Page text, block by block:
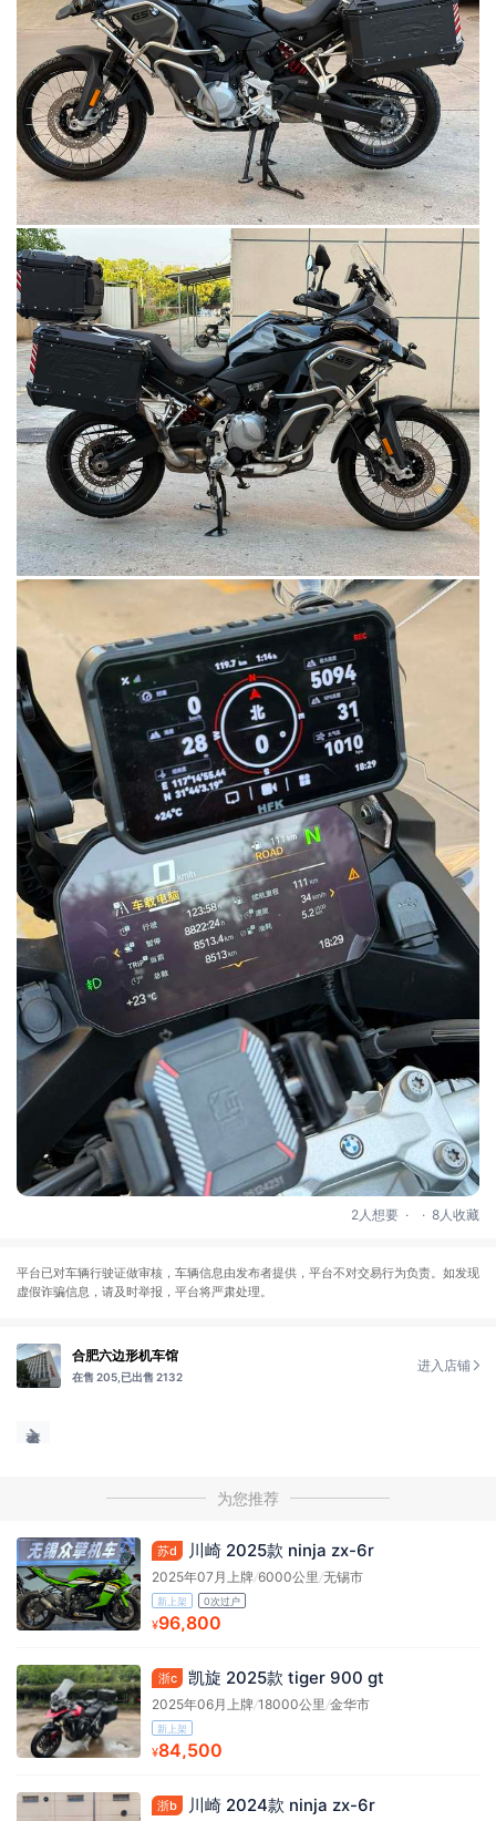
2人想要 . . 8人收藏
平台已对车辆行驶证做审核，车辆信息由发布者提供，平台不对交易行为负责。如发现
虚假诈骗信息，请及时举报，平台将严肃处理。
合肥六边形机车馆
在售 205, 已出售 2132
进入店铺
为您推荐
苏d 川崎 2025款 ninja zx-6r
2025年07月上牌/6000公里 /无锡市
新上架 0次过户
¥96,800
浙c 凯旋 2025款 tiger 900 gt
2025年06月上牌/18000公里 /金华市
新上架
¥84,500
浙b 川崎 2024款 ninja zx-6r